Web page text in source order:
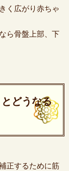
く広がり赤ちゃ
ら骨盤上部、下
どうなる
正するために筋